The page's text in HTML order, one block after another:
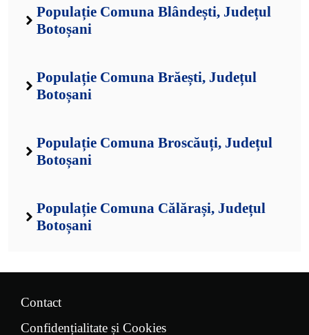
Populație Comuna Blândești, Județul
Botoșani
Populație Comuna Brăești, Județul
Botoșani
Populație Comuna Broscăuți, Județul
Botoșani
Populație Comuna Călărași, Județul
Botoșani
Contact
Confidențialitate și Cookies